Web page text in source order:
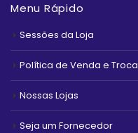
Menu Rápido
Sessões da Loja
Política de Venda e Troca
Nossas Lojas
Seja um Fornecedor